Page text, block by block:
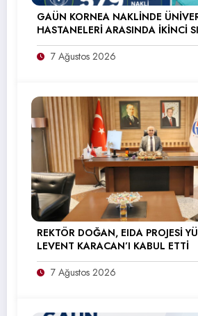
GAÜN KORNEA NAKLİNDE
HASTANELERİ ARASINDA İKİNCİ
7 Ağustos 2026
REKTÖR DOĞAN, EIDA PROJESİ
LEVENT KARACAN’I KABUL ETTİ
7 Ağustos 2026